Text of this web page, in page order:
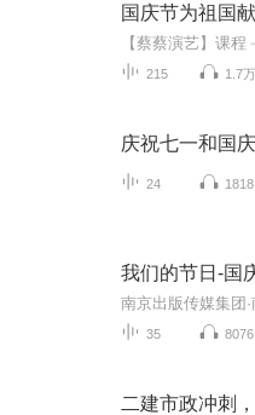
国庆节为祖国
215 1.7万
庆祝七一和国
24 1818
我们的节日-国
35 8076
二建市政冲刺